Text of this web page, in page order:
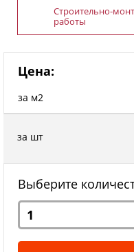
Строительно-
работы
Цена:
за м2
за шт
Выберите